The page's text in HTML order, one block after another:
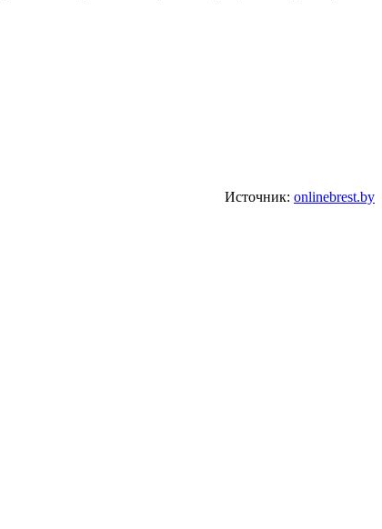
Источник: onlinebrest.by